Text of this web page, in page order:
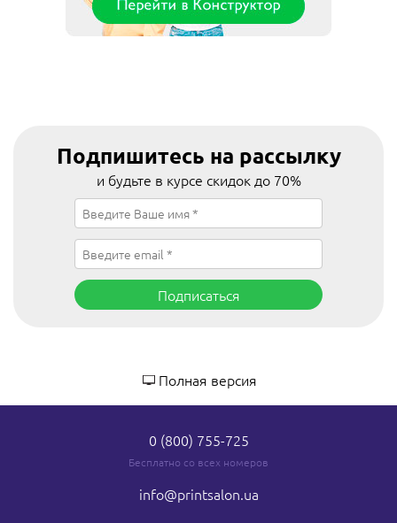
Подпишитесь на рассылку
и будьте в курсе скидок до 70%
Подписаться
Полная версия
0 (800) 755-725
Бесплатно со всех номеров
info@printsalon.ua